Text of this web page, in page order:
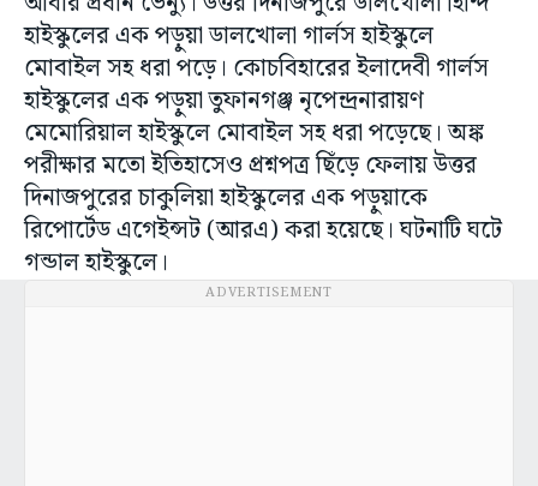
হাইস্কুলের এক পড়ুয়া ডালখোলা গার্লস হাইস্কুলে
মোবাইল সহ ধরা পড়ে। কোচবিহারের ইলাদেবী গার্লস
হাইস্কুলের এক পড়ুয়া তুফানগঞ্জ নৃপেন্দ্রনারায়ণ
মেমোরিয়াল হাইস্কুলে মোবাইল সহ ধরা পড়েছে। অঙ্ক
পরীক্ষার মতো ইতিহাসেও প্রশ্নপত্র ছিঁড়ে ফেলায় উত্তর
দিনাজপুরের চাকুলিয়া হাইস্কুলের এক পড়ুয়াকে
রিপোর্টেড এগেইন্সট (আরএ) করা হয়েছে। ঘটনাটি ঘটে
গন্ডাল হাইস্কুলে।
ADVERTISEMENT